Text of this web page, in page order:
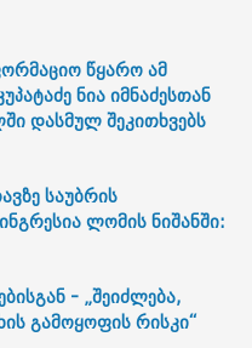
წყარო ამ
ნია იმნაძესთან
დასმულ შეკითხვებს
საუბრის
ლომის ნიშანში:
- „შეიძლება,
გამოყოფის რისკი“